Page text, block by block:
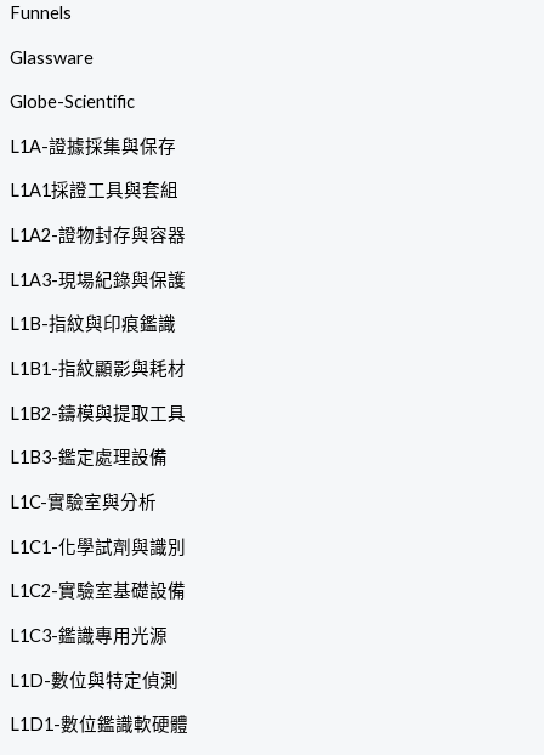
Funnels
Glassware
Globe-Scientific
L1A-證據採集與保存
L1A1採證工具與套組
L1A2-證物封存與容器
L1A3-現場紀錄與保護
L1B-指紋與印痕鑑識
L1B1-指紋顯影與耗材
L1B2-鑄模與提取工具
L1B3-鑑定處理設備
L1C-實驗室與分析
L1C1-化學試劑與識別
L1C2-實驗室基礎設備
L1C3-鑑識專用光源
L1D-數位與特定偵測
L1D1-數位鑑識軟硬體